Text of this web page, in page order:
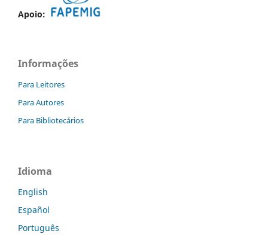
Apoio:
Informações
Para Leitores
Para Autores
Para Bibliotecários
Idioma
English
Español
Português